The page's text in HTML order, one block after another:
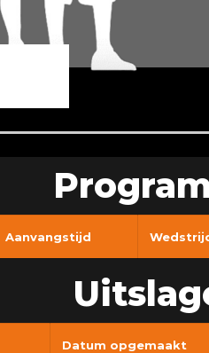
Aanvangstijd
Datum opgemaakt